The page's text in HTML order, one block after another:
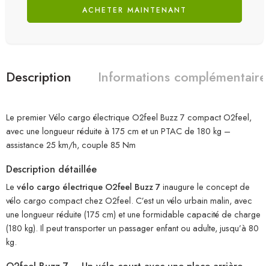
ACHETER MAINTENANT
Description Informations
Le premier Vélo cargo électrique O2feel Buzz 7 compact O2feel,
avec une longueur réduite à 175 cm et un PTAC de 180 kg –
assistance 25 km/h, couple 85 Nm
Description détaillée
Le vélo cargo électrique O2feel Buzz 7inaugure le concept de
vélo cargo compact chez O2feel. C’est un vélo urbain malin, avec
une longueur réduite (175 cm) et une formidable capacité de charge
(180 kg). Il peut transporter un passager enfant ou adulte, jusqu’à 80
kg.